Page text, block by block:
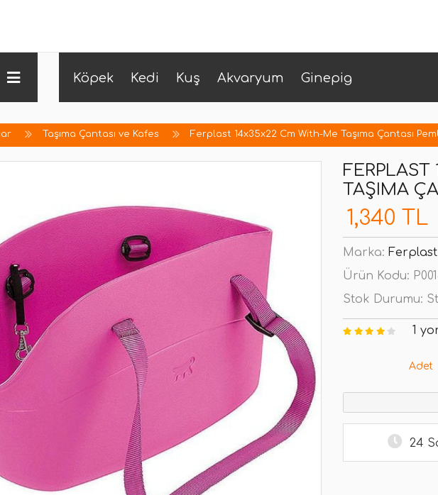
Köpek Kedi Kuş Akvaryum Ginepig
Taşıma Çantası ve Kafes Ferplast 14x35x22 Cm With-Me Taşıma Çantası
TAŞIMA
1,340 TL
Marka: Ferplast
Ürün Kodu:
Stok Durumu:
1
Adet
24